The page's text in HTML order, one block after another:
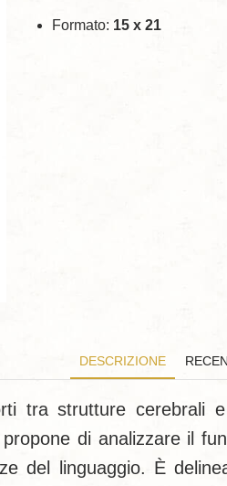
Formato: 15 x 21
DESCRIZIONE
tra strutture cerebrali
di analizzare il
del linguaggio. È